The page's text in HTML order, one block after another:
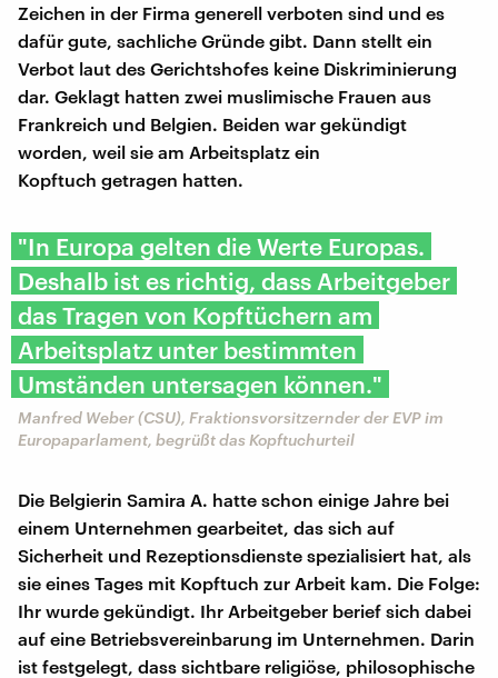
Zeichen in der Firma generell verboten sind und es
dafür gute, sachliche Gründe gibt. Dann stellt ein
Verbot laut des Gerichtshofes keine Diskriminierung
dar. Geklagt hatten zwei muslimische Frauen aus
Frankreich und Belgien. Beiden war gekündigt
worden, weil sie am Arbeitsplatz ein
Kopftuch getragen hatten.
"In Europa gelten die Werte Europas.
Deshalb ist es richtig, dass Arbeitgeber
das Tragen von Kopftüchern am
Arbeitsplatz unter bestimmten
Umständen untersagen können."
Manfred Weber (CSU), Fraktionsvorsitzernder der EVP im
Europaparlament, begrüßt das Kopftuchurteil
Die Belgierin Samira A. hatte schon einige Jahre bei
einem Unternehmen gearbeitet, das sich auf
Sicherheit und Rezeptionsdienste spezialisiert hat, als
sie eines Tages mit Kopftuch zur Arbeit kam. Die Folge:
Ihr wurde gekündigt. Ihr Arbeitgeber berief sich dabei
auf eine Betriebsvereinbarung im Unternehmen. Darin
ist festgelegt, dass sichtbare religiöse, philosophische